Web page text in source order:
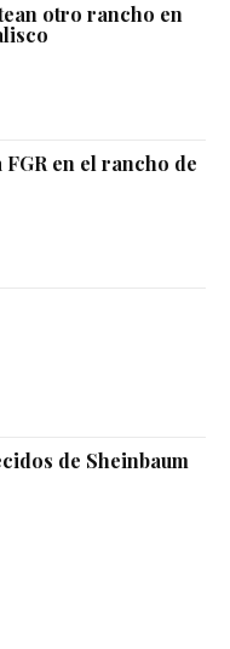
otro rancho en
FGR en el rancho de
de Sheinbaum